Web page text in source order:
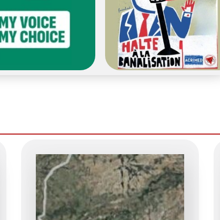
portraits de
qui se sont battues
émissions populistes de droite
et même très à droite....
Voir